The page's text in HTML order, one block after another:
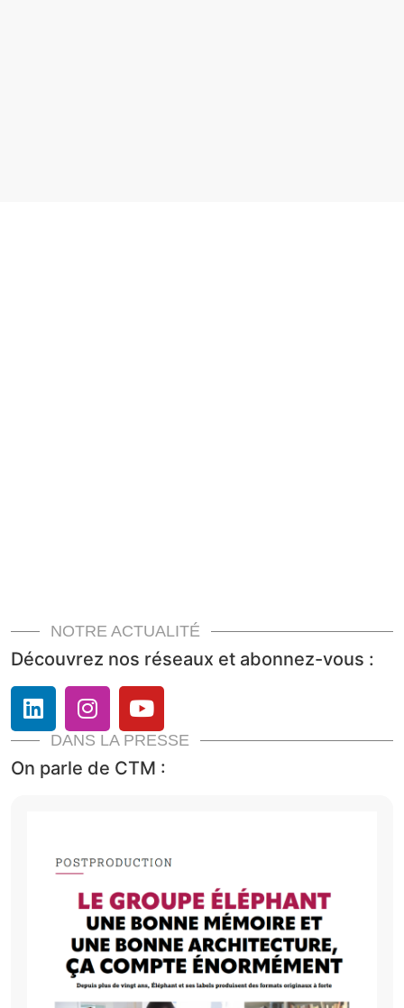
NOTRE ACTUALITÉ
Découvrez nos réseaux et abonnez-vous :
DANS LA PRESSE
On parle de CTM :